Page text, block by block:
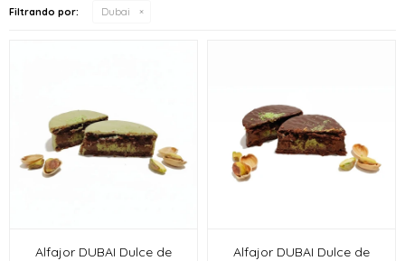
Filtrando por: Dubai
Alfajor DUBAI Dulce de
Alfajor DUBAI Dulce de